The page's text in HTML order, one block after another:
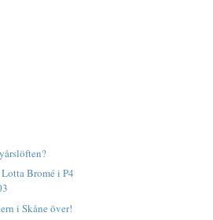
Bromé i P4
i Skåne över!